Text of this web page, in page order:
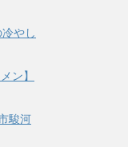
やし
ン】
駿河